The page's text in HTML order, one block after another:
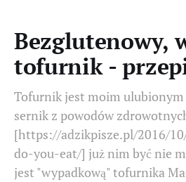
Bezglutenowy,
tofurnik -
Tofurnik jest moim ulubionym
sernik z powodów
[https://adzikpisze.pl/2016/
do-you-eat/] już nim być nie
jest "wypadkową" tofurnika